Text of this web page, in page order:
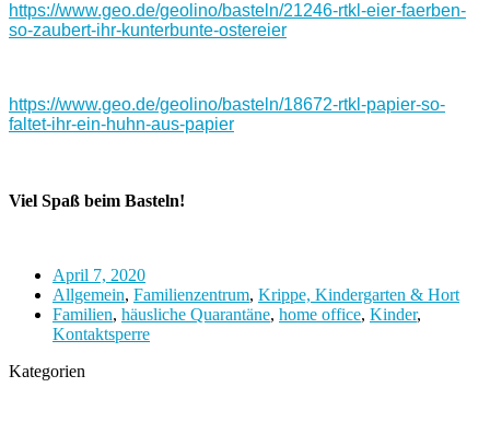
https://www.geo.de/geolino/basteln/21246-rtkl-eier-faerben-
so-zaubert-ihr-kunterbunte-ostereier
https://www.geo.de/geolino/basteln/18672-rtkl-papier-so-
faltet-ihr-ein-huhn-aus-papier
Viel Spaß beim Basteln!
April 7, 2020
Allgemein, Familienzentrum, Krippe, Kindergarten & Hort
Familien, häusliche Quarantäne, home office, Kinder,
Kontaktsperre
Kategorien